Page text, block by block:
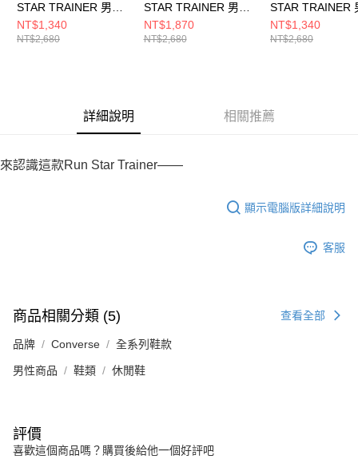
STAR TRAINER 男女
流星復古運動鞋
A10371C
NT$1,340
NT$2,680
STAR TRAINER 男女
流星復古運動鞋
A08263C
NT$1,870
NT$2,680
STAR TRAINER
流星復古運動鞋
A10373C
NT$1,340
NT$2,680
詳細說明 相關推薦
來認識這款Run Star Trainer——
顯示電腦版詳細說明
客服
商品相關分類 (5) 查看全部
品牌 Converse 全系列鞋款
男性商品 鞋類 休閒鞋
評價
喜歡這個商品嗎？購買後給他一個好評吧